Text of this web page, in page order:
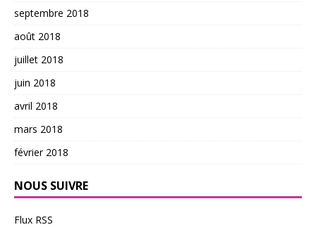
septembre 2018
août 2018
juillet 2018
juin 2018
avril 2018
mars 2018
février 2018
NOUS SUIVRE
Flux RSS